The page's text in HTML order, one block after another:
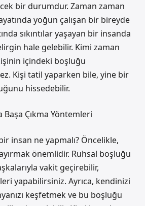
bir durumdur. Zaman zaman
yoğun çalışan bir bireyde
sıkıntılar yaşayan bir insanda
hale gelebilir. Kimi zaman
içindeki boşluğu
Kişi tatil yaparken bile, yine bir
hissedebilir.
Çıkma Yöntemleri
insan ne yapmalı? Öncelikle,
önemlidir. Ruhsal boşluğu
vakit geçirebilir,
yapabilirsiniz. Ayrıca, kendinizi
keşfetmek ve bu boşluğu